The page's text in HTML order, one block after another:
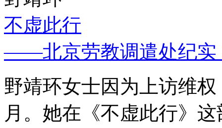
不虚此行
——北京劳教调遣处纪实
野靖环女士因为上访维
月。她在《不虚此行》